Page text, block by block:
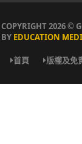
COPYRIGHT 2026 ©
BY EDUCATION
首頁 版權及免